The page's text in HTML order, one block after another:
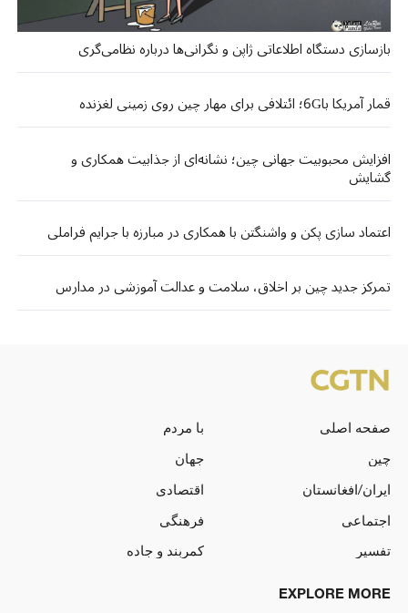
بازسازی دستگاه اطلاعاتی ژاپن و نگرانی‌ها درباره نظامی‌گری
قمار آمریکا با6G؛ ائتلافی برای مهار چین روی زمینی لغزنده
افزایش محبوبیت جهانی چین؛ نشانه‌ای از جذابیت همکاری و
گشایش
اعتماد سازی پکن و واشنگتن با همکاری در مبارزه با جرایم فراملی
تمرکز جدید چین بر اخلاق، سلامت و عدالت آموزشی در مدارس
صفحه اصلی
با مردم
چین
جهان
ایران/افغانستان
اقتصادی
اجتماعی
فرهنگی
تفسیر
کمربند و جاده
EXPLORE MORE